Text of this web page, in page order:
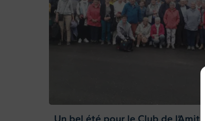
Un bel été pour le Club de l’Amitié